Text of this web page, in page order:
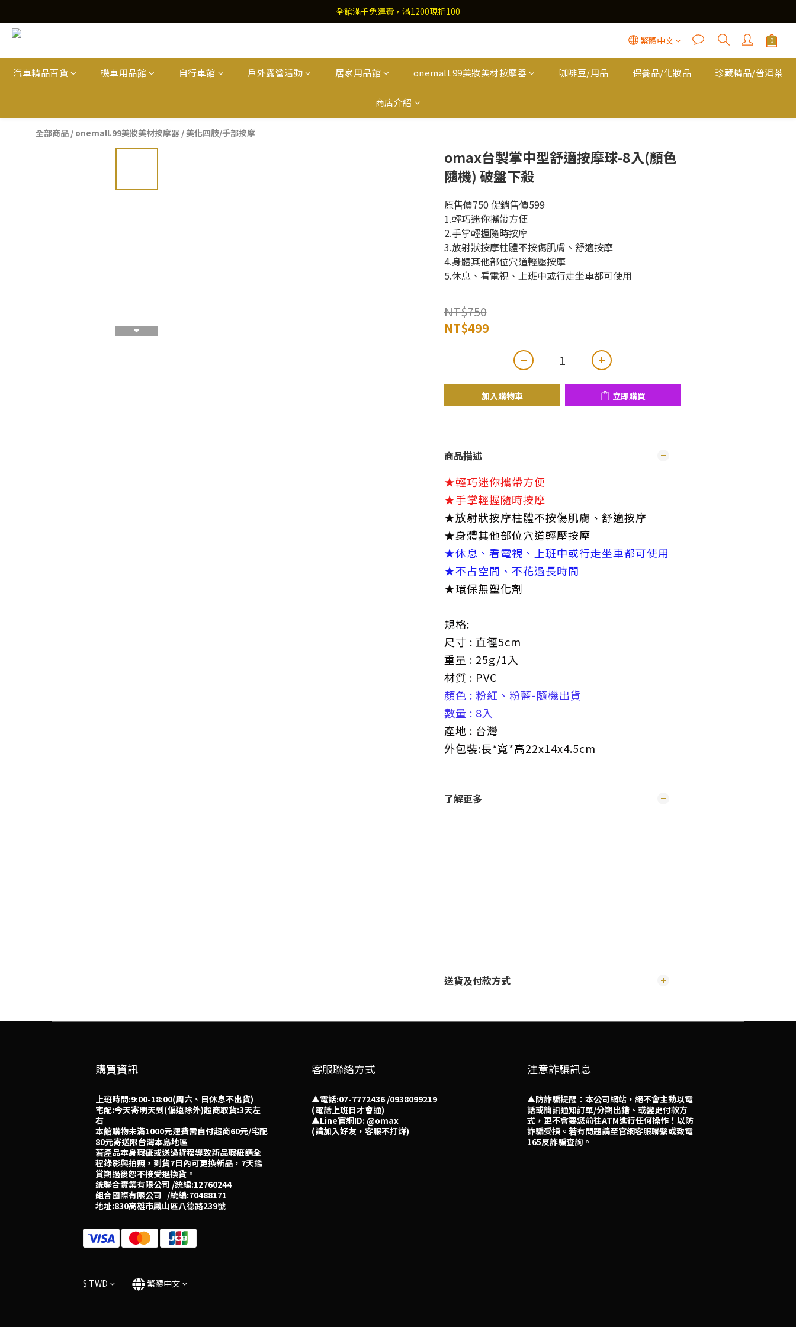
全館滿千免運費，滿1200現折100
繁體中文
汽車精品百貨 機車用品館 自行車館 戶外露營活動 居家用品館 onemall.99美妝美材按摩器 咖啡豆/用品 保養品/化妝品 珍藏精品/普洱茶
商店介紹
全部商品 / onemall.99美妝美材按摩器 /美化四肢/手部按摩
omax台製掌中型舒適按摩球-8入(顏色
隨機) 破盤下殺
原售價750 促銷售價599
1.輕巧迷你攜帶方便
2.手掌輕握隨時按摩
3.放射狀按摩柱體不按傷肌膚、舒適按摩
4.身體其他部位穴道輕壓按摩
5.休息、看電視、上班中或行走坐車都可使用
NT$750
NT$499
加入購物車 立即購買
商品描述
★輕巧迷你攜帶方便
★手掌輕握隨時按摩
★放射狀按摩柱體不按傷肌膚、舒適按摩
★身體其他部位穴道輕壓按摩
★休息、看電視、上班中或行走坐車都可使用
★不占空間、不花過長時間
★環保無塑化劑
規格:
尺寸 : 直徑5cm
重量 : 25g/1入
材質 : PVC
顏色 : 粉紅、粉藍-隨機出貨
數量 : 8入
產地 : 台灣
外包裝:長*寬*高22x14x4.5cm
了解更多
送貨及付款方式
購買資訊
上班時間:9:00-18:00(周六、日休息不出貨)
宅配:今天寄明天到(偏遠除外)超商取貨:3天左
右
本館購物未滿1000元運費需自付超商60元/宅配
80元寄送限台灣本島地區
若產品本身瑕疵或送過貨程導致新品瑕疵請全
程錄影與拍照，到貨7日內可更換新品，7天鑑
賞期過後恕不接受退換貨。
統聯合實業有限公司 /統編:12760244
組合國際有限公司 /統編:70488171
地址:830高雄市鳳山區八德路239號
客服聯絡方式
▲電話:07-7772436 /0938099219
(電話上班日才會通)
▲Line官網ID: @omax​
(請加入好友，客服不打烊)
注意詐騙訊息
▲防詐騙提醒：本公司網站，絕不會主動以電
話或簡訊通知訂單/分期出錯、或變更付款方
式，更不會要您前往ATM進行任何操作！以防
詐騙受損。若有問題請至官網客服聯繫或致電
165反詐騙查詢。
$ TWD 繁體中文